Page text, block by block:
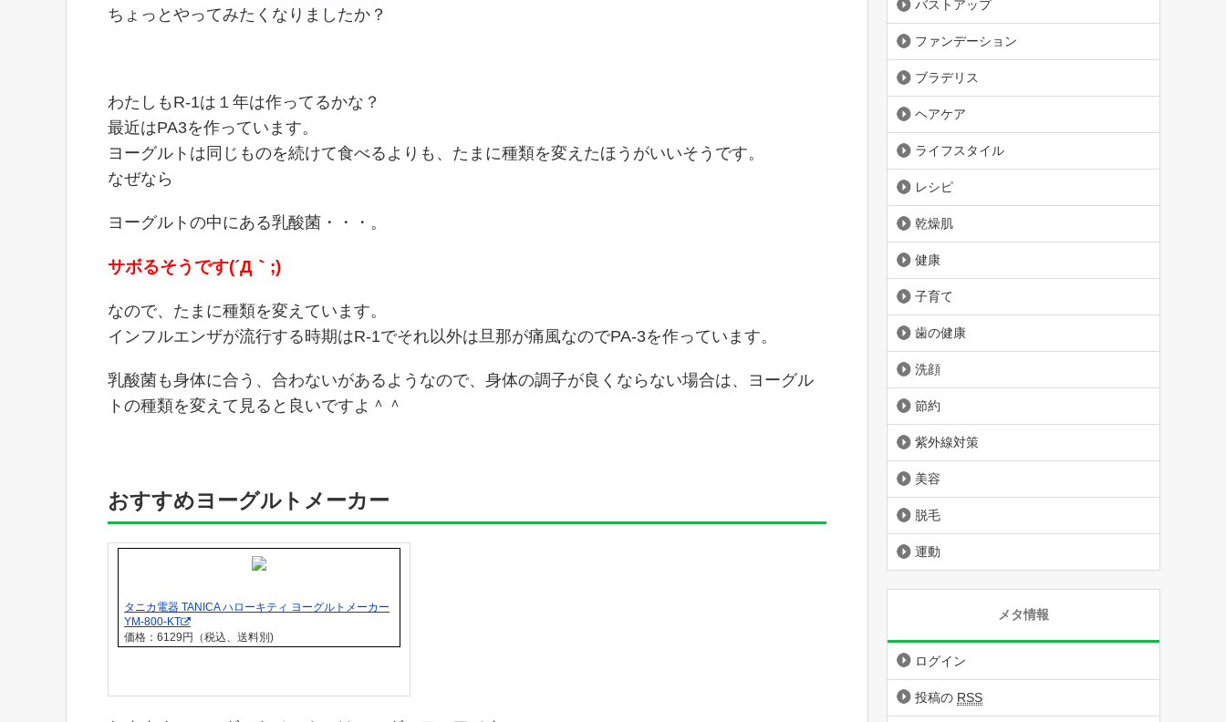
ちょっとやってみたくなりましたか？
わたしもR-1は１年は作ってるかな？
最近はPA3を作っています。
ヨーグルトは同じものを続けて食べるよりも、たまに種類を変えたほうがいいそうです。
なぜなら
ヨーグルトの中にある乳酸菌・・・。
サボるそうです(´Д｀;)
なので、たまに種類を変えています。
インフルエンザが流行する時期はR-1でそれ以外は旦那が痛風なのでPA-3を作っています。
乳酸菌も身体に合う、合わないがあるようなので、身体の調子が良くならない場合は、ヨーグル
トの種類を変えて見ると良いですよ＾＾
おすすめヨーグルトメーカー
タニカ電器 TANICA ハローキティ ヨーグルトメーカー
YM-800-KT
価格：6129円（税込、送料別)
バストアップ
ファンデーション
ブラデリス
ヘアケア
ライフスタイル
レシピ
乾燥肌
健康
子育て
歯の健康
洗顔
節約
紫外線対策
美容
脱毛
運動
メタ情報
ログイン
投稿の RSS